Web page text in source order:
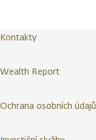
Kontakty
Wealth Report
Ochrana osobních údajů